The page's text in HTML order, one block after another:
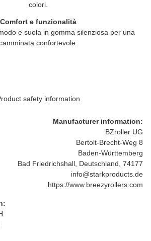
colori.
Comfort e funzionalità
e suola in gomma silenziosa per una
confortevole.
safety information
Manufacturer information:
BZroller UG
Bertolt-Brecht-Weg 8
Baden-Württemberg
Bad Friedrichshall, Deutschland, 74177
info@starkproducts.de
https://www.breezyrollers.com